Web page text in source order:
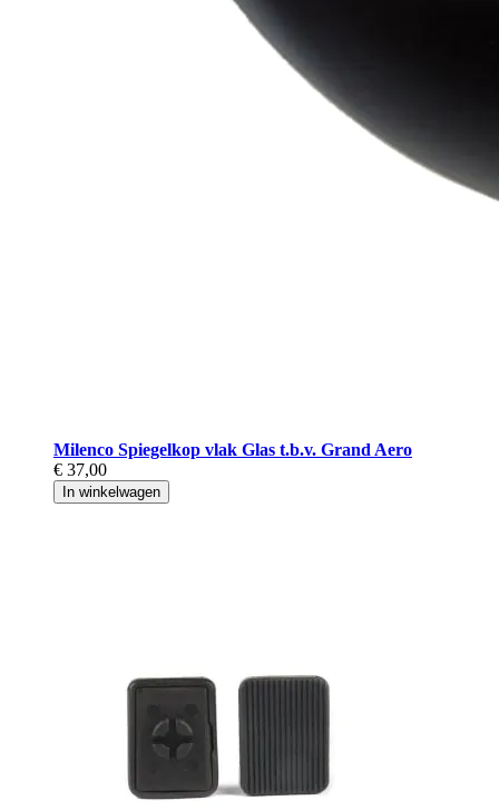
Milenco Spiegelkop vlak Glas t.b.v. Grand Aero
€ 37,00
In winkelwagen